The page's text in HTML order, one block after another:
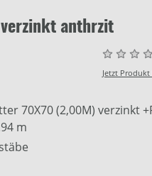
anthrzit
Jetzt
70X70 (2,00M) verzinkt
m